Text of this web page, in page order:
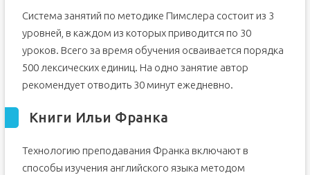
Система занятий по методике Пимслера состоит из 3
уровней, в каждом из которых приводится по 30
уроков. Всего за время обучения осваивается порядка
500 лексических единиц. На одно занятие автор
рекомендует отводить 30 минут ежедневно.
Книги Ильи Франка
Технологию преподавания Франка включают в
способы изучения английского языка методом